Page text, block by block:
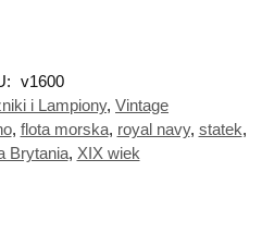
v1600
i Lampiony, Vintage
, flota morska, royal navy, statek,
Brytania, XIX wiek